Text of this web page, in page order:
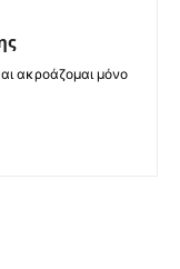
ακροάζομαι μόνο